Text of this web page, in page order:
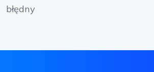
błędny